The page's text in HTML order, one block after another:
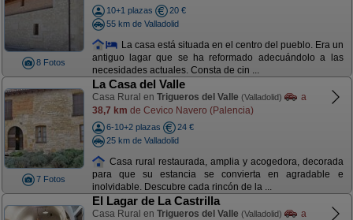
8 Fotos
10+1 plazas
20 €
55 km de Valladolid
La casa está situada en el centro del pueblo. Era un
antiguo lagar que se ha reformado adecuándolo a las
necesidades actuales. Consta de cin ...
7 Fotos
La Casa del Valle
Casa Rural en Trigueros del Valle (Valladolid)
a
38,7 km de Cevico Navero (Palencia)
6-10+2 plazas
24 €
25 km de Valladolid
Casa rural restaurada, amplia y acogedora, decorada
para que su estancia se convierta en agradable e
inolvidable. Descubre cada rincón de la ...
El Lagar de La Castrilla
Casa Rural en Trigueros del Valle (Valladolid)
a